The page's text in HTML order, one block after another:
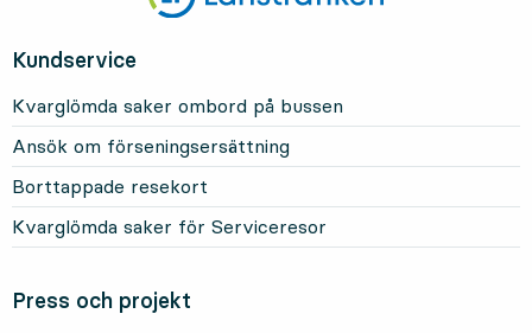
Kundservice
Kvarglömda saker ombord på bussen
Ansök om förseningsersättning
Borttappade resekort
Kvarglömda saker för Serviceresor
Press och projekt